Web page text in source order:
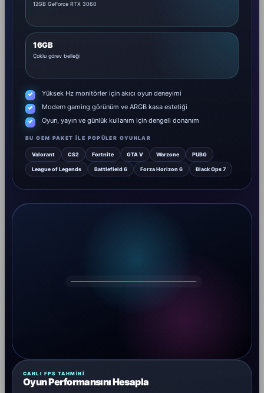
12GB GeForce RTX 3060
16GB
Çoklu görev belleği
Yüksek Hz monitörler için akıcı oyun deneyimi
Modern gaming görünüm ve ARGB kasa estetiği
Oyun, yayın ve günlük kullanım için dengeli donanım
BU OEM PAKET ILE POPÜLER OYUNLAR
Valorant CS2 Fortnite GTA V Warzone PUBG
League of Legends Battlefield 6 Forza Horizon 6 Black Ops 7
CANLI FPS TAHMINI
Oyun Performansını Hesapla